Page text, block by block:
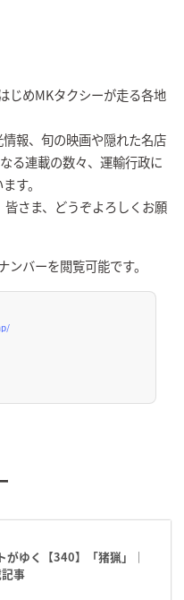
じめMKタクシーが走る各地
報、旬の映画や隠れた名店
る連載の数々、運輸行政に
す。
さま、どうぞよろしくお願
バーを閲覧可能です。
がゆく【340】「猪猟」｜
事